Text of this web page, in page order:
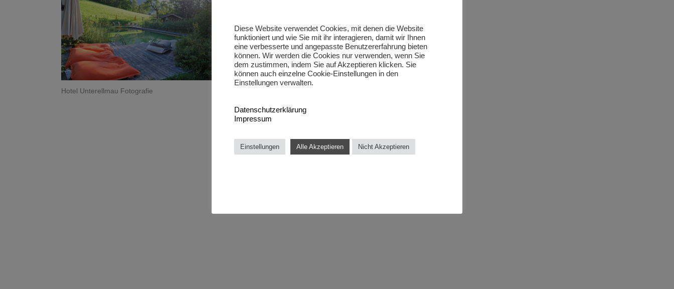
Hotel Unterellmau Fotografie
Diese Website verwendet Cookies, mit denen die Website
funktioniert und wie Sie mit ihr interagieren, damit wir Ihnen
eine verbesserte und angepasste Benutzererfahrung bieten
können. Wir werden die Cookies nur verwenden, wenn Sie
dem zustimmen, indem Sie auf Akzeptieren klicken. Sie
können auch einzelne Cookie-Einstellungen in den
Einstellungen verwalten.
Datenschutzerklärung
Impressum
Einstellungen Alle Akzeptieren Nicht Akzeptieren